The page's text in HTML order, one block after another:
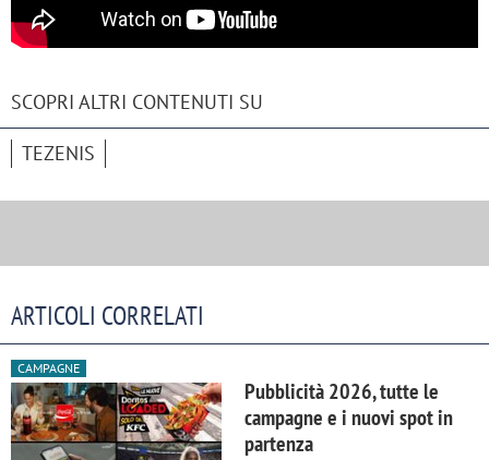
SCOPRI ALTRI CONTENUTI SU
TEZENIS
ARTICOLI CORRELATI
CAMPAGNE
Pubblicità 2026, tutte le
campagne e i nuovi spot in
partenza